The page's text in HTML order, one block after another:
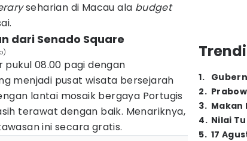
seharian di Macau ala budget
dari Senado Square
08.00 pagi dengan
menjadi pusat wisata bersejarah
lantai mosaik bergaya Portugis
terawat dengan baik. Menariknya,
ini secara gratis.
1.
2.
3. Makan
4. Nilai
5. 17